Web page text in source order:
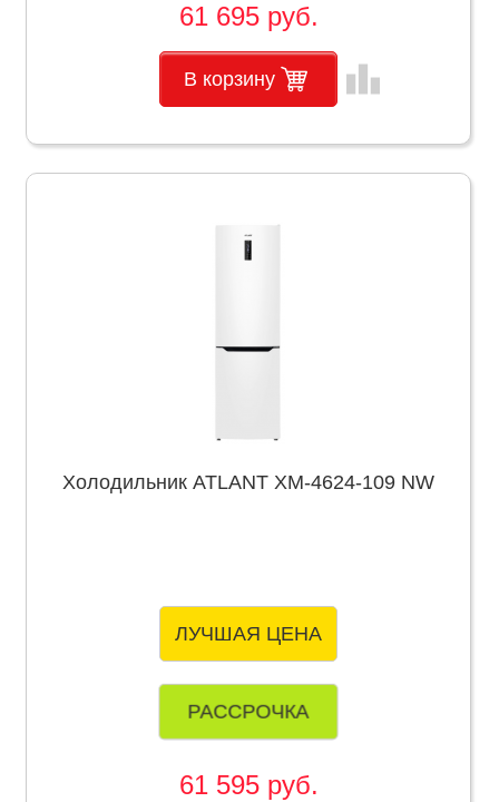
61 695 руб.
В корзину leaderboard
Холодильник ATLANT ХМ-4624-109 NW
ЛУЧШАЯ ЦЕНА
РАССРОЧКА
61 595 руб.